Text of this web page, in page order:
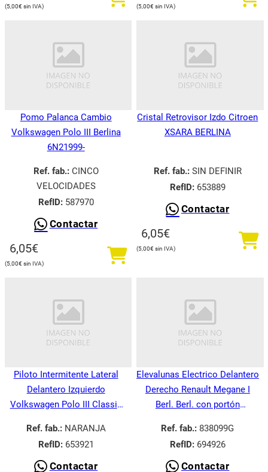
5,00€ 5,00€
Pomo Palanca Cambio
Volkswagen Polo III Berlina
6N21999-
Ref. fab.:CINCO
VELOCIDADES
RefID:587970
Contactar
6,05€
5,00€
Cristal Retrovisor Izdo Citroen
XSARA BERLINA
Ref. fab.:SIN DEFINIR
RefID:653889
Contactar
6,05€
5,00€
Piloto Intermitente Lateral
Delantero Izquierdo
Volkswagen Polo III Classic
Ref. fab.:NARANJA
RefID:653921
Contactar
Elevalunas Electrico Delantero
Derecho Renault Megane I
Berl. Berl. con portón
Ref. fab.: 838099G
RefID:694926
Contactar